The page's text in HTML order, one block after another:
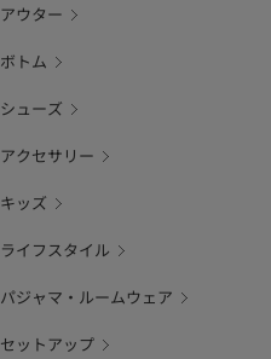
アウター
ボトム
シューズ
アクセサリー
キッズ
ライフスタイル
パジャマ・ルームウェア
セットアップ